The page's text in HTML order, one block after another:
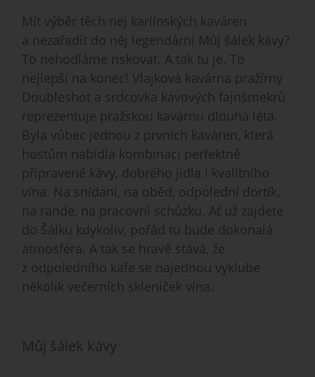
Mít výběr těch nej karlínských kaváren
a nezařadit do něj legendární Můj šálek kávy?
To nehodláme riskovat. A tak tu je. To
nejlepší na konec! Vlajková kavárna pražírny
Doubleshot a srdcovka kávových fajnšmekrů
reprezentuje pražskou kavárnu dlouhá léta.
Byla vůbec jednou z prvních kaváren, která
hostům nabídla kombinaci perfektně
připravené kávy, dobrého jídla i kvalitního
vína. Na snídani, na oběd, odpolední dortík,
na rande, na pracovní schůzku. Ať už zajdete
do Šálku kdykoliv, pořád tu bude dokonalá
atmosféra. A tak se hravě stává, že
z odpoledního kafe se najednou vyklube
několik večerních skleniček vína.
Můj šálek kávy